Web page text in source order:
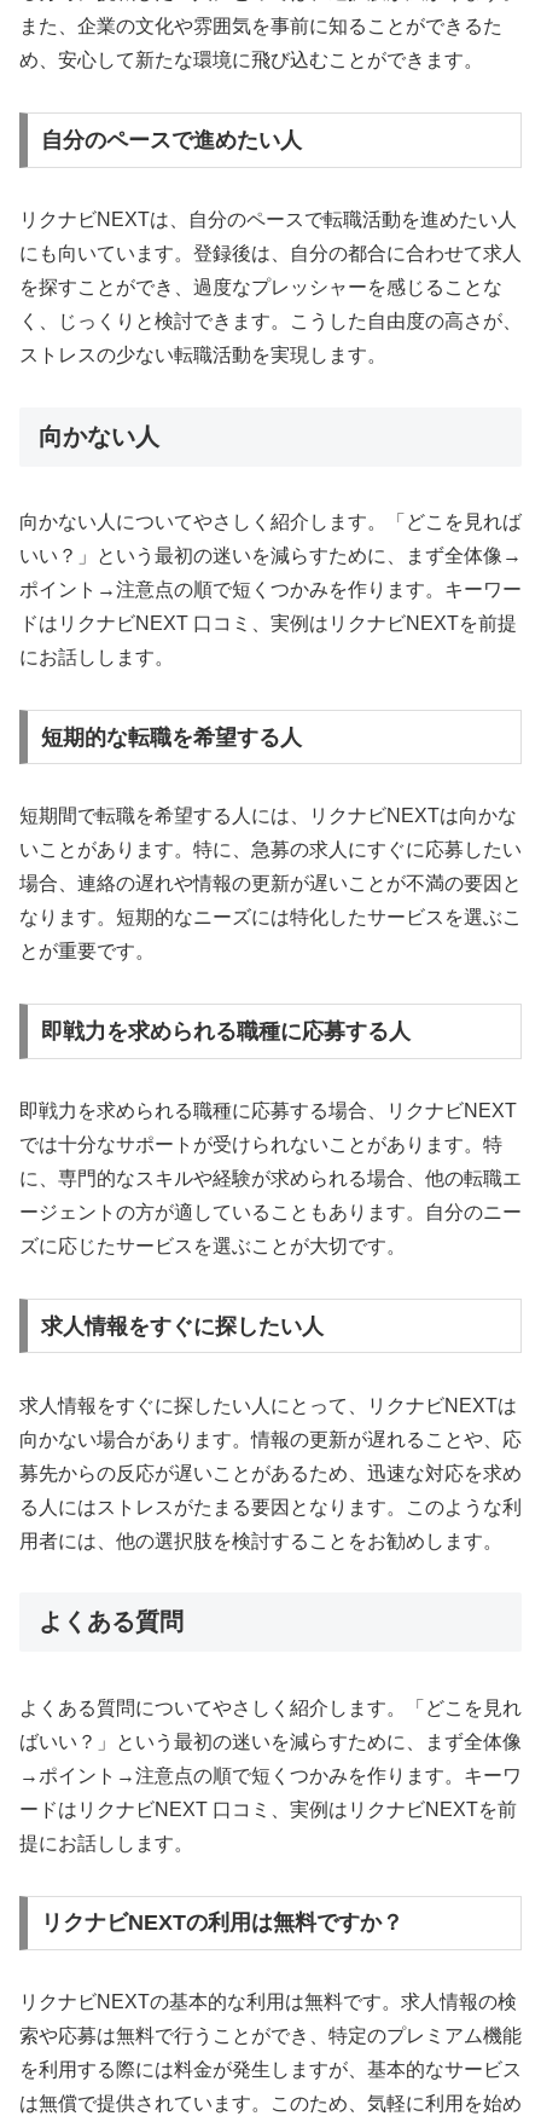
また、企業の文化や雰囲気を事前に知ることができるた
め、安心して新たな環境に飛び込むことができます。
自分のペースで進めたい人
リクナビNEXTは、自分のペースで転職活動を進めたい人
にも向いています。登録後は、自分の都合に合わせて求人
を探すことができ、過度なプレッシャーを感じることな
く、じっくりと検討できます。こうした自由度の高さが、
ストレスの少ない転職活動を実現します。
向かない人
向かない人についてやさしく紹介します。「どこを見れば
いい？」という最初の迷いを減らすために、まず全体像→
ポイント→注意点の順で短くつかみを作ります。キーワー
ドはリクナビNEXT 口コミ、実例はリクナビNEXTを前提
にお話しします。
短期的な転職を希望する人
短期間で転職を希望する人には、リクナビNEXTは向かな
いことがあります。特に、急募の求人にすぐに応募したい
場合、連絡の遅れや情報の更新が遅いことが不満の要因と
なります。短期的なニーズには特化したサービスを選ぶこ
とが重要です。
即戦力を求められる職種に応募する人
即戦力を求められる職種に応募する場合、リクナビNEXT
では十分なサポートが受けられないことがあります。特
に、専門的なスキルや経験が求められる場合、他の転職エ
ージェントの方が適していることもあります。自分のニー
ズに応じたサービスを選ぶことが大切です。
求人情報をすぐに探したい人
求人情報をすぐに探したい人にとって、リクナビNEXTは
向かない場合があります。情報の更新が遅れることや、応
募先からの反応が遅いことがあるため、迅速な対応を求め
る人にはストレスがたまる要因となります。このような利
用者には、他の選択肢を検討することをお勧めします。
よくある質問
よくある質問についてやさしく紹介します。「どこを見れ
ばいい？」という最初の迷いを減らすために、まず全体像
→ポイント→注意点の順で短くつかみを作ります。キーワ
ードはリクナビNEXT 口コミ、実例はリクナビNEXTを前
提にお話しします。
リクナビNEXTの利用は無料ですか？
リクナビNEXTの基本的な利用は無料です。求人情報の検
索や応募は無料で行うことができ、特定のプレミアム機能
を利用する際には料金が発生しますが、基本的なサービス
は無償で提供されています。このため、気軽に利用を始め